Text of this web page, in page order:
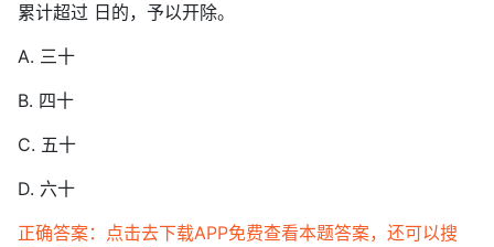
累计超过 日的，予以开除。
A. 三十
B. 四十
C. 五十
D. 六十
正确答案：点击去下载APP免费查看本题答案，还可以搜